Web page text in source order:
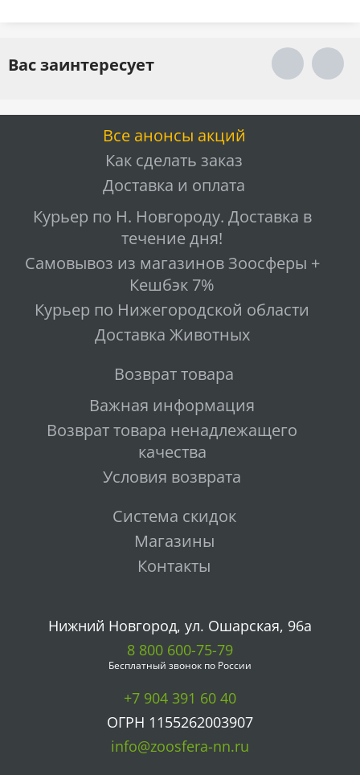
Вас заинтересует
Все анонсы акций
Как сделать заказ
Доставка и оплата
Курьер по Н. Новгороду. Доставка в
течение дня!
Самовывоз из магазинов Зоосферы +
Кешбэк 7%
Курьер по Нижегородской области
Доставка Животных
Возврат товара
Важная информация
Возврат товара ненадлежащего
качества
Условия возврата
Система скидок
Магазины
Контакты
Нижний Новгород, ул. Ошарская, 96а
8 800 600-75-79
Бесплатный звонок по России
+7 904 391 60 40
ОГРН 1155262003907
info@zoosfera-nn.ru